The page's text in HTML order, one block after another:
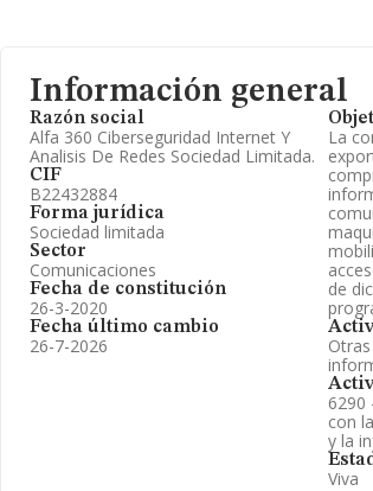
Información general
Razón social
Alfa 360 Ciberseguridad Internet Y
Analisis De Redes Sociedad Limitada.
CIF
B22432884
Forma jurídica
Sociedad limitada
Sector
Comunicaciones
Fecha de constitución
26-3-2020
Fecha último cambio
26-7-2026
La
de
6290
con
y la
Viva